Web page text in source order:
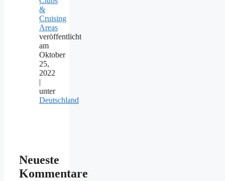
&
Cruising
Areas
veröffentlicht
am
Oktober
25,
2022
|
unter
Deutschland
Neueste
Kommentare